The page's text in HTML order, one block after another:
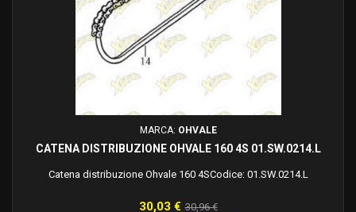
MARCA: OHVALE
CATENA DISTRIBUZIONE OHVALE 160 4S 01.SW.0214.L
Catena distribuzione Ohvale 160 4SCodice: 01.SW.0214.L
Prezzo
30,03 € Prezzo
30,96 €